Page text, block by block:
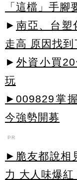
「這檔」手腳
► 南亞、台塑
走高 原因找到
► 外資小買
玩
►009829掌
今強勢開募
PR
►脆友都說相
力 大人味爆紅